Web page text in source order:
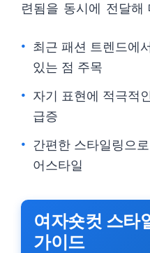
련됨을 동시에 전달해
최근 패션 트렌드에
있는 점 주목
자기 표현에 적극적
급증
간편한 스타일링으
어스타일
여자숏컷 스타
가이드